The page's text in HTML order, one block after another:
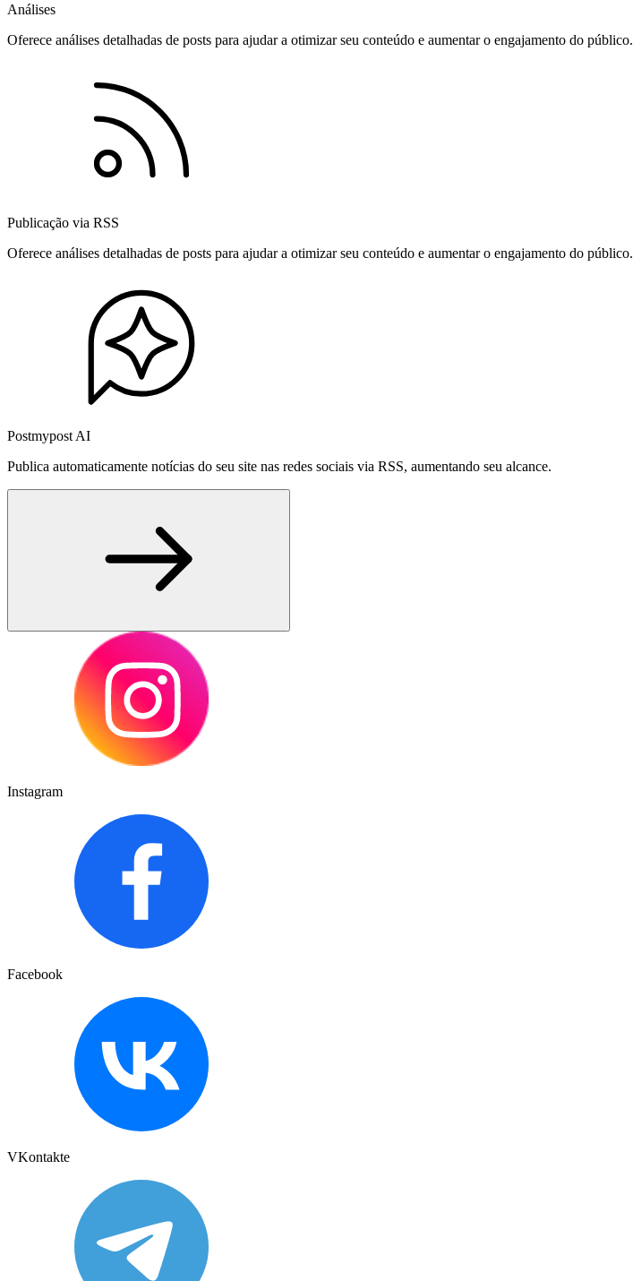
Análises
Oferece análises detalhadas de posts para ajudar a otimizar seu conteúdo e aumentar o engajamento do público.
Publicação via RSS
Oferece análises detalhadas de posts para ajudar a otimizar seu conteúdo e aumentar o engajamento do público.
Postmypost AI
Publica automaticamente notícias do seu site nas redes sociais via RSS, aumentando seu alcance.
Instagram
Facebook
VKontakte